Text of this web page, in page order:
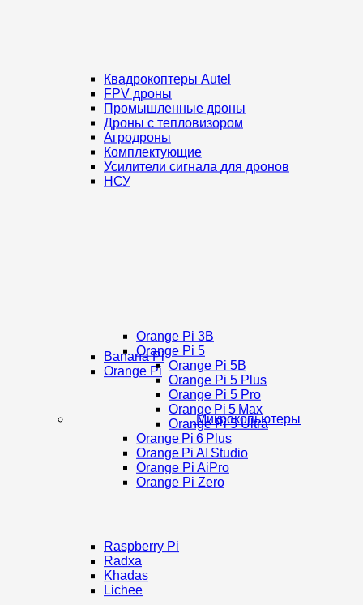
Квадрокоптеры Autel
FPV дроны
Промышленные дроны
Дроны с тепловизором
Агродроны
Комплектующие
Усилители сигнала для дронов
НСУ
Микрокопьютеры
Banana Pi
Orange Pi
Orange Pi 3B
Orange Pi 5
Orange Pi 5B
Orange Pi 5 Plus
Orange Pi 5 Pro
Orange Pi 5 Max
Orange Pi 5 Ultra
Orange Pi 6 Plus
Orange Pi AI Studio
Orange Pi AiPro
Orange Pi Zero
Raspberry Pi
Radxa
Khadas
Lichee